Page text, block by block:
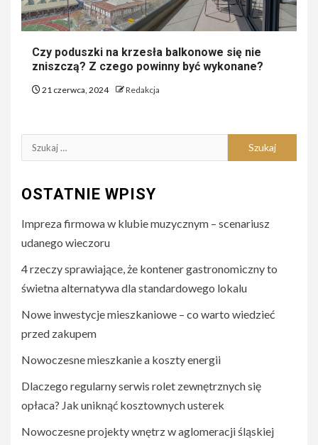
Czy poduszki na krzesła balkonowe się nie
zniszczą? Z czego powinny być wykonane?
21 czerwca, 2024 Redakcja
Szukaj:
OSTATNIE WPISY
Impreza firmowa w klubie muzycznym – scenariusz
udanego wieczoru
4 rzeczy sprawiające, że kontener gastronomiczny to
świetna alternatywa dla standardowego lokalu
Nowe inwestycje mieszkaniowe – co warto wiedzieć
przed zakupem
Nowoczesne mieszkanie a koszty energii
Dlaczego regularny serwis rolet zewnętrznych się
opłaca? Jak uniknąć kosztownych usterek
Nowoczesne projekty wnętrz w aglomeracji śląskiej